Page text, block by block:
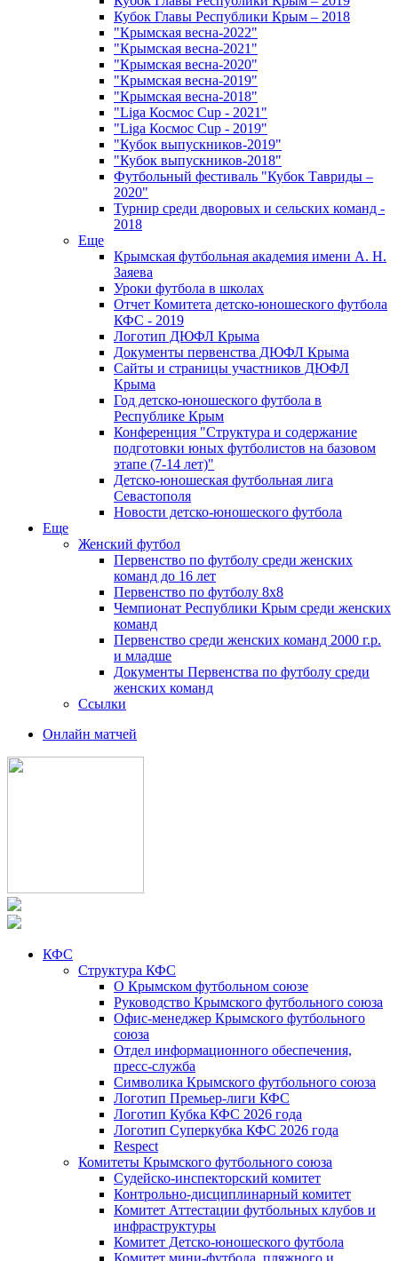
Кубок Главы Республики Крым – 2018
"Крымская весна-2022"
"Крымская весна-2021"
"Крымская весна-2020"
"Крымская весна-2019"
"Крымская весна-2018"
"Liga Космос Cup - 2021"
"Liga Космос Cup - 2019"
"Кубок выпускников-2019"
"Кубок выпускников-2018"
Футбольный фестиваль "Кубок Тавриды –
2020"
Турнир среди дворовых и сельских команд -
2018
Еще
Крымская футбольная академия имени А. Н.
Заяева
Уроки футбола в школах
Отчет Комитета детско-юношеского футбола
КФС - 2019
Логотип ДЮФЛ Крыма
Документы первенства ДЮФЛ Крыма
Сайты и страницы участников ДЮФЛ
Крыма
Год детско-юношеского футбола в
Республике Крым
Конференция "Структура и содержание
подготовки юных футболистов на базовом
этапе (7-14 лет)"
Детско-юношеская футбольная лига
Севастополя
Новости детско-юношеского футбола
Еще
Женский футбол
Первенство по футболу среди женских
команд до 16 лет
Первенство по футболу 8х8
Чемпионат Республики Крым среди женских
команд
Первенство среди женских команд 2000 г.р.
и младше
Документы Первенства по футболу среди
женских команд
Ссылки
Онлайн матчей
КФС
Структура КФС
О Крымском футбольном союзе
Руководство Крымского футбольного союза
Офис-менеджер Крымского футбольного
союза
Отдел информационного обеспечения,
пресс-служба
Символика Крымского футбольного союза
Логотип Премьер-лиги КФС
Логотип Кубка КФС 2026 года
Логотип Суперкубка КФС 2026 года
Respect
Комитеты Крымского футбольного союза
Судейско-инспекторский комитет
Контрольно-дисциплинарный комитет
Комитет Аттестации футбольных клубов и
инфраструктуры
Комитет Детско-юношеского футбола
Комитет мини-футбола, пляжного и